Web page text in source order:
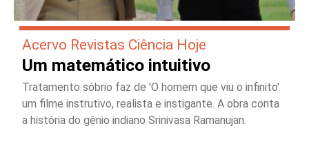
Acervo Revistas Ciência Hoje
Um matemático intuitivo
Tratamento sóbrio faz de 'O homem que viu o infinito'
um filme instrutivo, realista e instigante. A obra conta
a história do gênio indiano Srinivasa Ramanujan.